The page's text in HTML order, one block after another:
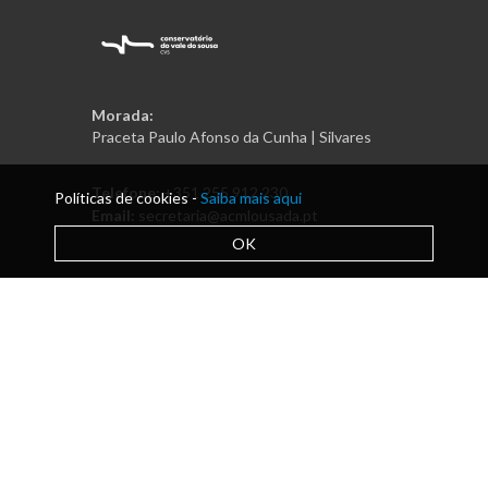
Morada:
Praceta Paulo Afonso da Cunha | Silvares
Telefone:+351 255 912 230
Email:
secretaria@acmlousada.pt
Políticas de cookies - Saiba mais aqui
OK